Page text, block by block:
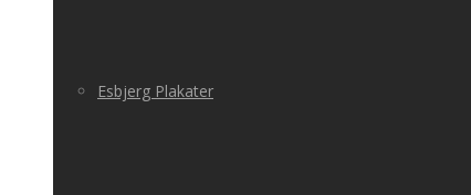
Esbjerg Plakater